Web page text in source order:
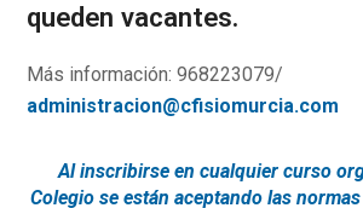
queden vacantes.
Más información: 968223079/
administracion@cfisiomurcia.com
Al inscribirse en cualquier curso
Colegio se están aceptando las